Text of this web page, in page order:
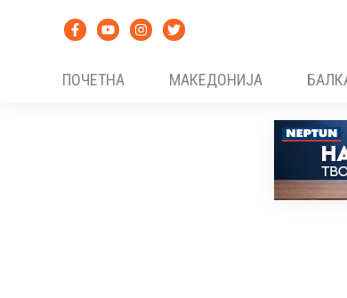
ПОЧЕТНА
МАКЕДОНИЈА